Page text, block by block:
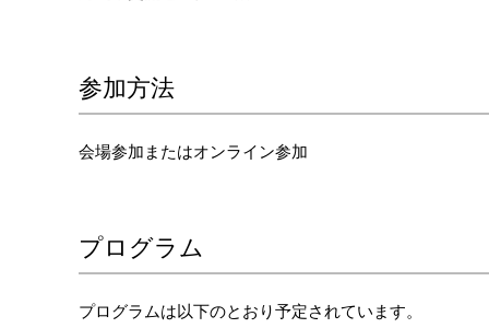
参加方法
会場参加またはオンライン参加
プログラム
プログラムは以下のとおり予定されています。